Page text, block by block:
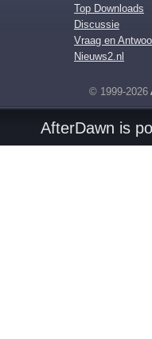
Top Downloads
Discussie
Vraag en
Nieuws2.nl
© 1999-2026
AfterDawn is